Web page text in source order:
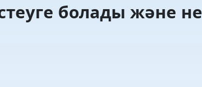
болады және не